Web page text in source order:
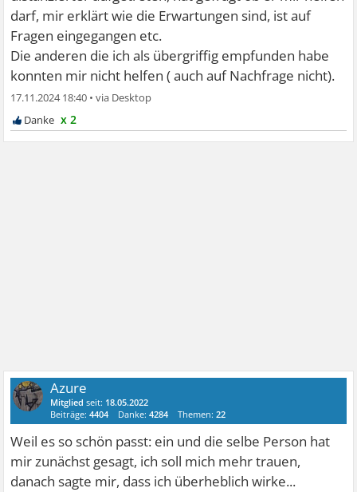
darf, mir erklärt wie die Erwartungen sind, ist auf
Fragen eingegangen etc.
Die anderen die ich als übergriffig empfunden habe
konnten mir nicht helfen ( auch auf Nachfrage nicht).
17.11.2024 18:40 •
x 2
Azure
Mitglied seit: 18.05.2022
Beiträge:4404 Danke:4284 Themen:22
Weil es so schön passt: ein und die selbe Person hat
mir zunächst gesagt, ich soll mich mehr trauen,
danach sagte mir, dass ich überheblich wirke...